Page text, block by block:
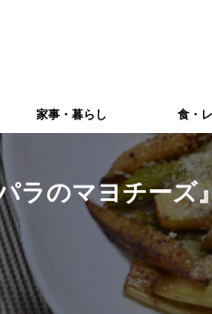
家事・暮らし 食・
ラのマヨチー